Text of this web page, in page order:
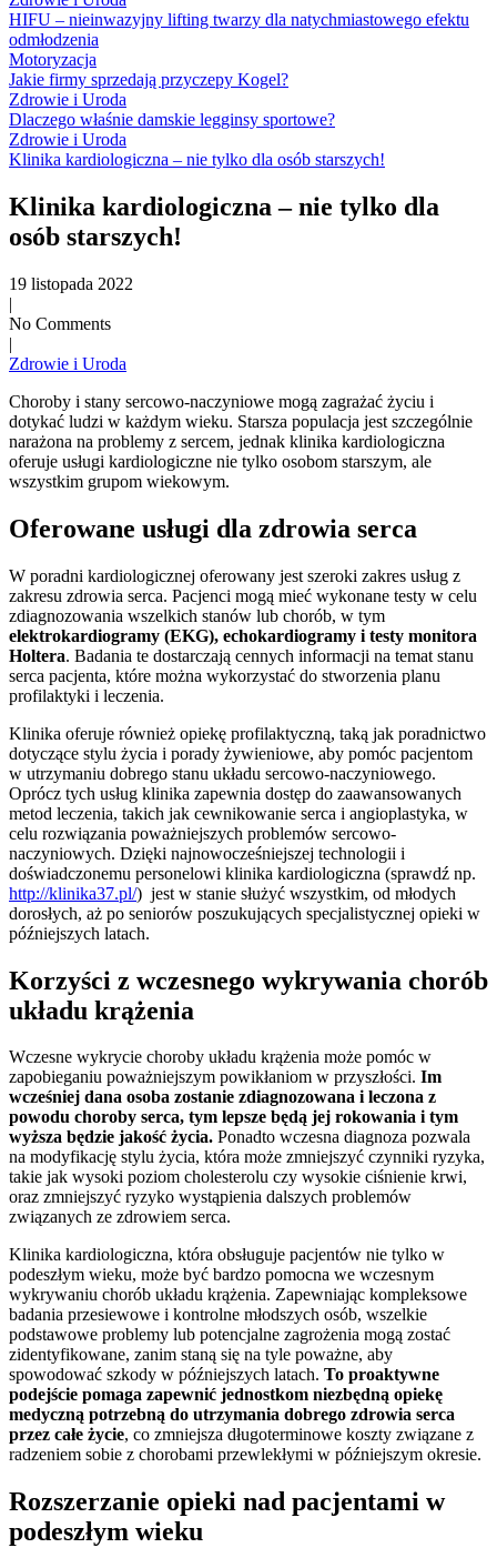
HIFU – nieinwazyjny lifting twarzy dla natychmiastowego efektu
odmłodzenia
Motoryzacja
Jakie firmy sprzedają przyczepy Kogel?
Zdrowie i Uroda
Dlaczego właśnie damskie legginsy sportowe?
Zdrowie i Uroda
Klinika kardiologiczna – nie tylko dla osób starszych!
Klinika kardiologiczna – nie tylko dla
osób starszych!
19 listopada 2022
|
No Comments
|
Zdrowie i Uroda
Choroby i stany sercowo-naczyniowe mogą zagrażać życiu i
dotykać ludzi w każdym wieku. Starsza populacja jest szczególnie
narażona na problemy z sercem, jednak klinika kardiologiczna
oferuje usługi kardiologiczne nie tylko osobom starszym, ale
wszystkim grupom wiekowym.
Oferowane usługi dla zdrowia serca
W poradni kardiologicznej oferowany jest szeroki zakres usług z
zakresu zdrowia serca. Pacjenci mogą mieć wykonane testy w celu
zdiagnozowania wszelkich stanów lub chorób, w tym
elektrokardiogramy (EKG), echokardiogramy i testy monitora
Holtera. Badania te dostarczają cennych informacji na temat stanu
serca pacjenta, które można wykorzystać do stworzenia planu
profilaktyki i leczenia.
Klinika oferuje również opiekę profilaktyczną, taką jak poradnictwo
dotyczące stylu życia i porady żywieniowe, aby pomóc pacjentom
w utrzymaniu dobrego stanu układu sercowo-naczyniowego.
Oprócz tych usług klinika zapewnia dostęp do zaawansowanych
metod leczenia, takich jak cewnikowanie serca i angioplastyka, w
celu rozwiązania poważniejszych problemów sercowo-
naczyniowych. Dzięki najnowocześniejszej technologii i
doświadczonemu personelowi klinika kardiologiczna (sprawdź np.
http://klinika37.pl/) jest w stanie służyć wszystkim, od młodych
dorosłych, aż po seniorów poszukujących specjalistycznej opieki w
późniejszych latach.
Korzyści z wczesnego wykrywania chorób
układu krążenia
Wczesne wykrycie choroby układu krążenia może pomóc w
zapobieganiu poważniejszym powikłaniom w przyszłości. Im
wcześniej dana osoba zostanie zdiagnozowana i leczona z
powodu choroby serca, tym lepsze będą jej rokowania i tym
wyższa będzie jakość życia. Ponadto wczesna diagnoza pozwala
na modyfikację stylu życia, która może zmniejszyć czynniki ryzyka,
takie jak wysoki poziom cholesterolu czy wysokie ciśnienie krwi,
oraz zmniejszyć ryzyko wystąpienia dalszych problemów
związanych ze zdrowiem serca.
Klinika kardiologiczna, która obsługuje pacjentów nie tylko w
podeszłym wieku, może być bardzo pomocna we wczesnym
wykrywaniu chorób układu krążenia. Zapewniając kompleksowe
badania przesiewowe i kontrolne młodszych osób, wszelkie
podstawowe problemy lub potencjalne zagrożenia mogą zostać
zidentyfikowane, zanim staną się na tyle poważne, aby
spowodować szkody w późniejszych latach. To proaktywne
podejście pomaga zapewnić jednostkom niezbędną opiekę
medyczną potrzebną do utrzymania dobrego zdrowia serca
przez całe życie, co zmniejsza długoterminowe koszty związane z
radzeniem sobie z chorobami przewlekłymi w późniejszym okresie.
Rozszerzanie opieki nad pacjentami w
podeszłym wieku